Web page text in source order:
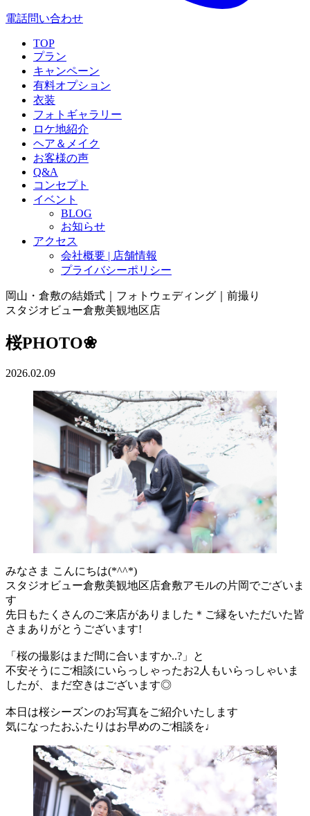
電話問い合わせ
TOP
プラン
キャンペーン
有料オプション
衣装
フォトギャラリー
ロケ地紹介
ヘア＆メイク
お客様の声
Q&A
コンセプト
イベント
BLOG
お知らせ
アクセス
会社概要 | 店舗情報
プライバシーポリシー
岡山・倉敷の結婚式｜フォトウェディング｜前撮り
スタジオビュー倉敷美観地区店
桜PHOTO❀
2026.02.09
みなさま こんにちは(*^^*)
スタジオビュー倉敷美観地区店倉敷アモルの片岡でございま
す
先日もたくさんのご来店がありました＊ご縁をいただいた皆
さまありがとうございます!
「桜の撮影はまだ間に合いますか..?」と
不安そうにご相談にいらっしゃったお2人もいらっしゃいま
したが、まだ空きはございます◎
本日は桜シーズンのお写真をご紹介いたします
気になったおふたりはお早めのご相談を♩